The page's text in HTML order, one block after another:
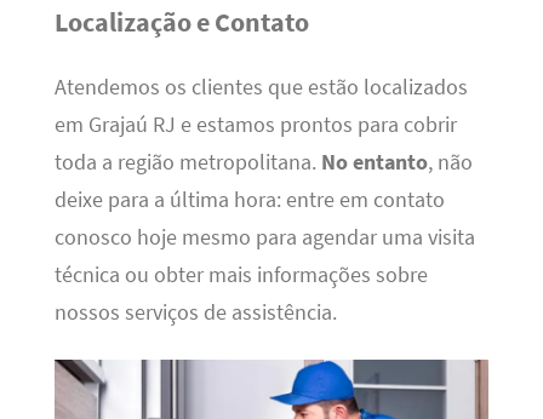
Localização e Contato
Atendemos os clientes que estão localizados
em Grajaú RJ e estamos prontos para cobrir
toda a região metropolitana. No entanto, não
deixe para a última hora: entre em contato
conosco hoje mesmo para agendar uma visita
técnica ou obter mais informações sobre
nossos serviços de assistência.